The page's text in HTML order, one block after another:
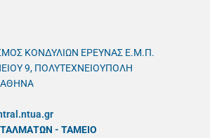
ΚΟΝΔΥΛΙΩΝ ΕΡΕΥΝΑΣ Ε.Μ.Π.
9, ΠΟΛΥΤΕΧΝΕΙΟΥΠΟΛΗ
ΑΘΗΝΑ
- ΤΑΜΕΙΟ